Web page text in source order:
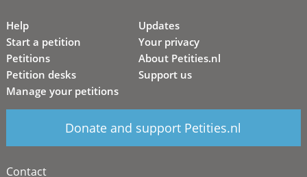
Help
Start a petition
Petitions
Petition desks
Manage your petitions
Updates
Your privacy
About Petities.nl
Support us
Donate and support Petities.nl
Contact